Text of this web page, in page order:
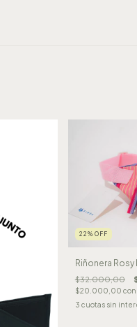
22 % OFF
Riñonera Rosy
$32.000,00
$20.000,00 con
3 cuotas sin